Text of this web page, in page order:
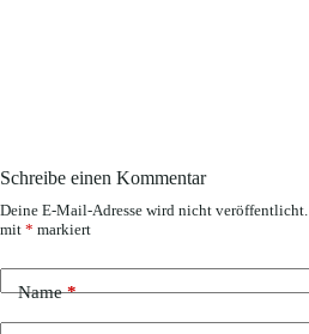
Schreibe einen Kommentar
Deine E-Mail-Adresse wird nicht veröffentlicht.
mit * markiert
Name*